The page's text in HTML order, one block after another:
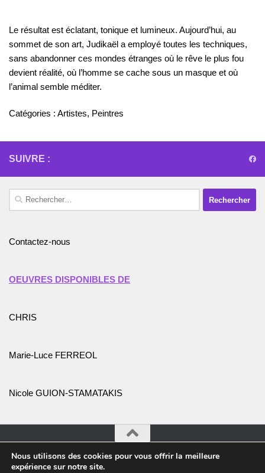
Le résultat est éclatant, tonique et lumineux. Aujourd’hui, au
sommet de son art, Judikaël a employé toutes les techniques,
sans abandonner ces mondes étranges où le rêve le plus fou
devient réalité, où l’homme se cache sous un masque et où
l’animal semble méditer.
Catégories : Artistes, Peintres
SUIVRE :
Rechercher :
Contactez-nous
OEUVRES DISPONIBLES DE
CHRIS
Marie-Luce FERREOL
Nicole GUION-STAMATAKIS
Association Promotion de l'Art et des Artistes © 2026. Tous
Nous utilisons des cookies pour vous offrir la meilleure
expérience sur notre site.